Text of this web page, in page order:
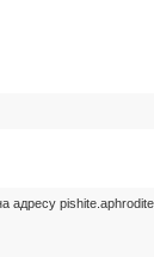
адресу